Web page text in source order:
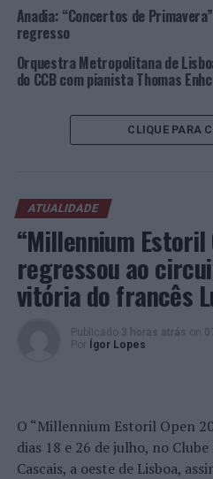
Matosinhos. Daniel Guedes,
Escola de Magia do Porto, a 29
Rodrigues, a 29 de julho, são
de “tirar coelhos” da cartola
Os momentos em família a
sessões. “Masha e o Urso”, “
Choné” e “Heidi e a Abelha
Pai), 7 de maio (Dia da Mãe), 4
respetivamente, vão fazer
muitas gargalhadas.
pensar em momentos
comercial.
Fotos: DR.
Anadia: “Concertos de
regresso
Orquestra Metropolitana de
do CCB com pianista Thomas
CLIQUE PARA
ATUALIDADE
“Millennium Estoril
regressou ao
vitória do francês
Publicado 3 horas atrás on
Por
Ígor Lopes
O “Millennium Estoril Open
dias 18 e 26 de julho, no
Cascais, a oeste de Lisboa,